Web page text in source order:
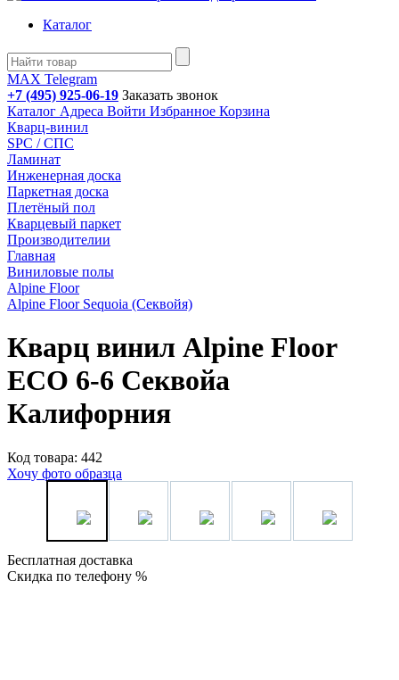
Каталог
MAX Telegram
+7 (495) 925-06-19 Заказать звонок
Каталог Адреса Войти Избранное Корзина
Кварц-винил
SPC / СПС
Ламинат
Инженерная доска
Паркетная доска
Плетёный пол
Кварцевый паркет
Производителии
Главная
Виниловые полы
Alpine Floor
Alpine Floor Sequoia (Секвойя)
Кварц винил Alpine Floor
ЕСО 6-6 Секвойа
Калифорния
Код товара: 442
Хочу фото образца
Бесплатная доставка
Скидка по телефону %